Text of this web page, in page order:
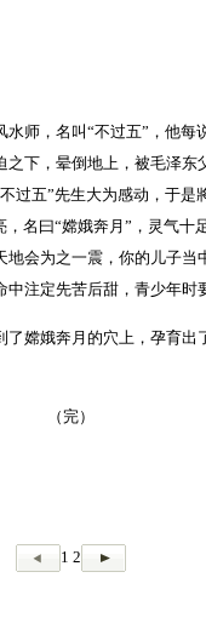
师，名叫“不过五”，他
下，晕倒地上，被毛泽
过五”先生大为感动，于是
名曰“嫦娥奔月”，灵气
会为之一震，你的儿子
注定先苦后甜，青少年时
嫦娥奔月的穴上，孕育
（完）
1 2